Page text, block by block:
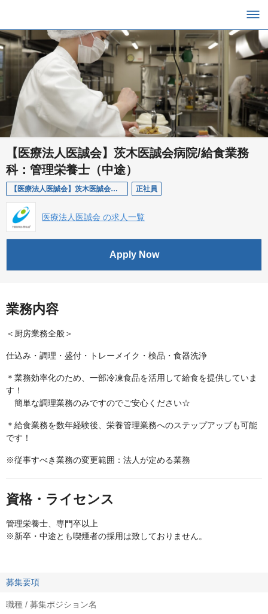
【医療法人医誠会】茨木医誠会病院/給食業務
科：管理栄養士（中途）
【医療法人医誠会】茨木医誠会病院/給食業務科：管理栄養士（中途） 正社員
医療法人医誠会 の求人一覧
Apply Now
業務内容
＜厨房業務全般＞
仕込み・調理・盛付・トレーメイク・検品・食器洗浄
＊業務効率化のため、一部冷凍食品を活用して給食を提供していま
す！
簡単な調理業務のみですのでご安心ください☆
＊給食業務を数年経験後、栄養管理業務へのステップアップも可能
です！
※従事すべき業務の変更範囲：法人が定める業務
資格・ライセンス
管理栄養士、専門卒以上
※新卒・中途とも喫煙者の採用は致しておりません。
募集要項
職種 / 募集ポジション名